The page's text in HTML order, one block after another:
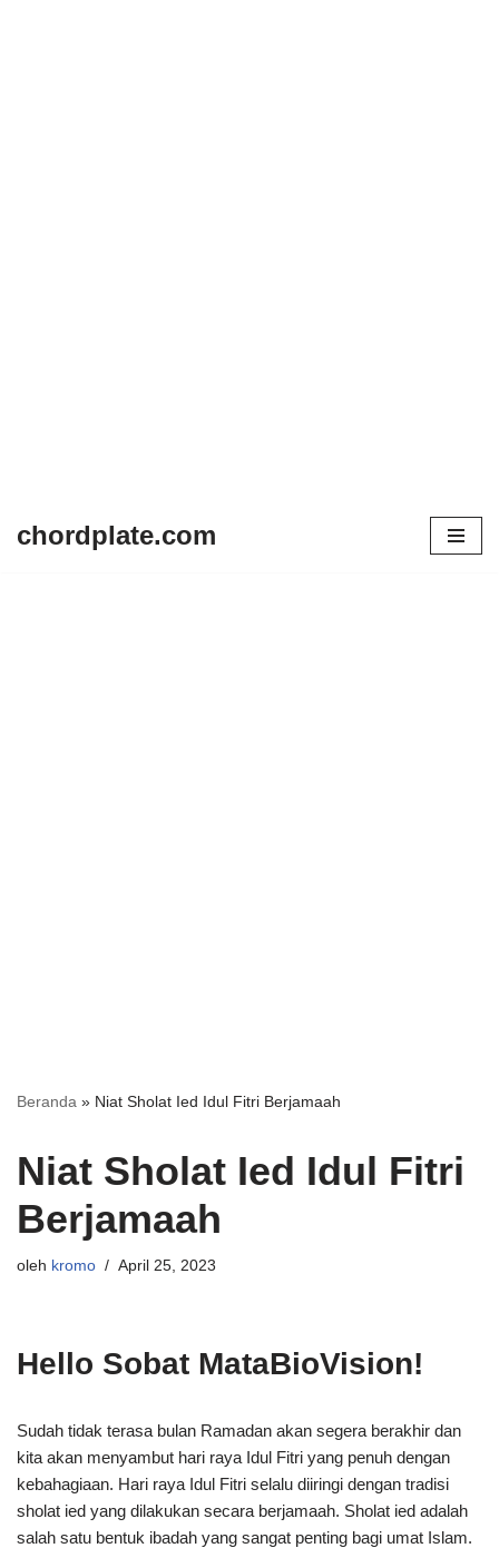
chordplate.com
Beranda » Niat Sholat Ied Idul Fitri Berjamaah
Niat Sholat Ied Idul Fitri
Berjamaah
oleh kromo April 25, 2023
Hello Sobat MataBioVision!
Sudah tidak terasa bulan Ramadan akan segera berakhir dan
kita akan menyambut hari raya Idul Fitri yang penuh dengan
kebahagiaan. Hari raya Idul Fitri selalu diiringi dengan tradisi
sholat ied yang dilakukan secara berjamaah. Sholat ied adalah
salah satu bentuk ibadah yang sangat penting bagi umat Islam.